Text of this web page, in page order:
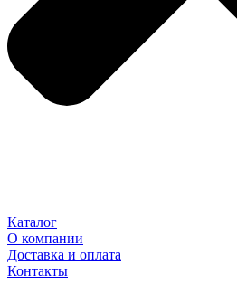
Каталог
О компании
Доставка и оплата
Контакты